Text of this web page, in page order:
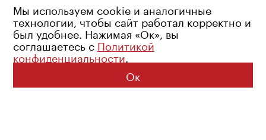
Возрастное ограничение: 16+
Политика конфиденциальности
© 2026 Все права защищены
Мы используем cookie и аналогичные
технологии, чтобы сайт работал корректно и
был удобнее. Нажимая «Ок», вы
соглашаетесь с Политикой
конфиденциальности.
Ок